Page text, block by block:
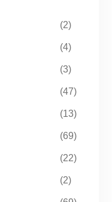
(2)
(4)
(3)
(47)
(13)
(69)
(22)
(2)